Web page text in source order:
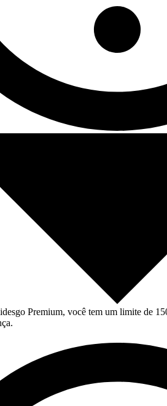
Premium, você tem um limite de